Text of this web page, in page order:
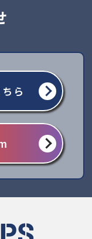
ら